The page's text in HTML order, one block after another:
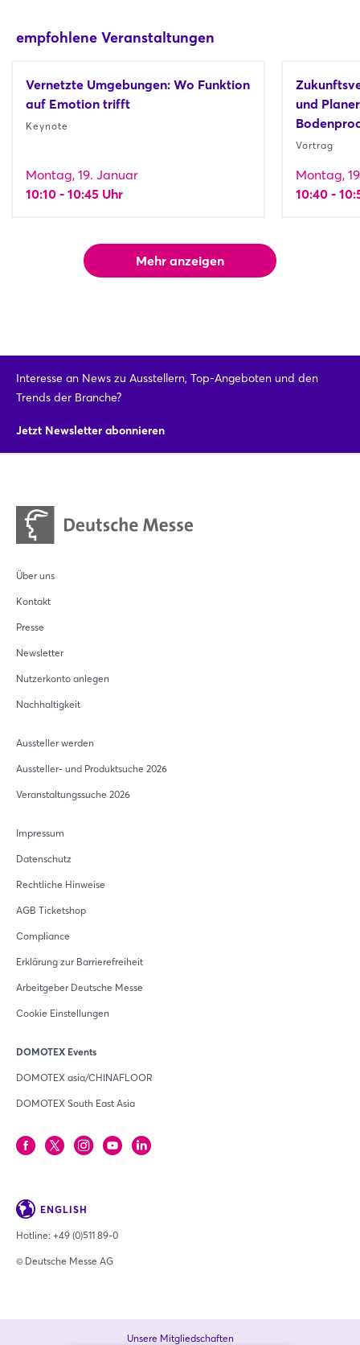
empfohlene Veranstaltungen
Vernetzte Umgebungen: Wo Funktion
auf Emotion trifft
Keynote
Montag, 19. Januar
10:10 - 10:45 Uhr
und
Vortrag
Montag,
10:40 -
Mehr anzeigen
Interesse an News zu Ausstellern, Top-Angeboten und den
Trends der Branche?
Jetzt Newsletter abonnieren
Über uns
Kontakt
Presse
Newsletter
Nutzerkonto anlegen
Nachhaltigkeit
Aussteller werden
Aussteller- und Produktsuche 2026
Veranstaltungssuche 2026
Impressum
Datenschutz
Rechtliche Hinweise
AGB Ticketshop
Compliance
Erklärung zur Barrierefreiheit
Arbeitgeber Deutsche Messe
Cookie Einstellungen
DOMOTEX Events
DOMOTEX asia/CHINAFLOOR
DOMOTEX South East Asia
ENGLISH
Hotline: +49 (0)511 89-0
© Deutsche Messe AG
Unsere Mitgliedschaften